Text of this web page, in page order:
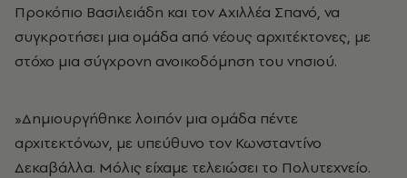
Προκόπιο Βασιλειάδη και τον Αχιλλέα Σπανό, να
συγκροτήσει μια ομάδα από νέους αρχιτέκτονες, με
στόχο μια σύγχρονη ανοικοδόμηση του νησιού.
»Δημιουργήθηκε λοιπόν μια ομάδα πέντε
αρχιτεκτόνων, με υπεύθυνο τον Κωνσταντίνο
Δεκαβάλλα. Μόλις είχαμε τελειώσει το Πολυτεχνείο.